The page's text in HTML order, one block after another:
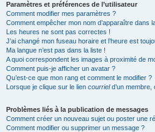
Paramètres et préférences de l’utilisateur
Comment modifier mes paramètres ?
Comment empêcher mon nom d’apparaître dans
Les heures ne sont pas correctes !
J’ai changé mon fuseau horaire et l’heure est
Ma langue n’est pas dans la liste !
A quoi correspondent les images à proximité de
Comment puis-je afficher un avatar ?
Qu’est-ce que mon rang et comment le modifier ?
Lorsque je clique sur le lien courrield’un membre,
Problèmes liés à la publication de messages
Comment créer un nouveau sujet ou poster une
Comment modifier ou supprimer un message ?